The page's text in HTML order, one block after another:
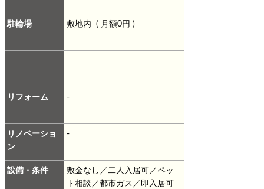
駐輪場 敷地内 ( 月額0円 )
リフォーム -
リノベーショ
ン
-
設備・条件
敷金なし／二人入居可／ペッ
ト相談／都市ガス／即入居可